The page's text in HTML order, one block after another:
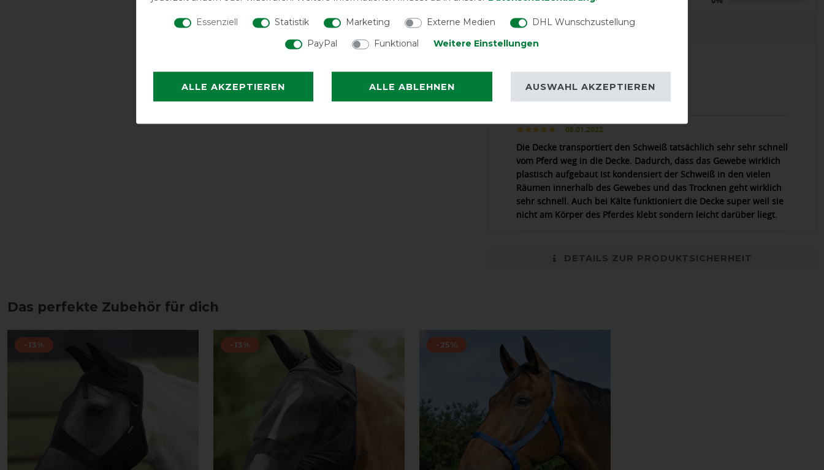
LATEST REVIEWS
06.01.2022
Die Decke transportiert den Schweiß tatsächlich sehr sehr schnell
vom Pferd weg in die Decke. Dadurch, dass das Gewebe wirklich
plastisch aufgebaut ist kondensiert der Schweiß in den vielen
Räumen innerhalb des Gewebes und das Trocknen geht wirklich
sehr schnell. Auch bei Kälte funktioniert die Decke super weil sie
nicht am Körper des Pferdes klebt sondern leicht darüber liegt.
DETAILS ZUR PRODUKTSICHERHEIT
Das perfekte Zubehör für dich
-13% -13% -25%
Essenziell Statistik Marketing Externe Medien
DHL Wunschzustellung
PayPal
Funktional Weitere Einstellungen
ALLE AKZEPTIEREN ALLE ABLEHNEN AUSWAHL AKZEPTIEREN